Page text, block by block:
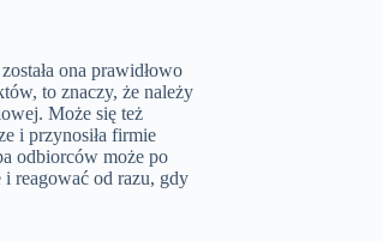
ona prawidłowo
to znaczy, że należy
Może się też
i przynosiła firmie
odbiorców może po
reagować od razu, gdy